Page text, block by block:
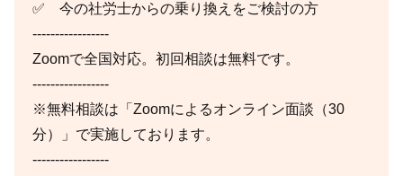
✅ 今の社労士からの乗り換えをご検討の方
-----------------
Zoomで全国対応。初回相談は無料です。
-----------------
※無料相談は「Zoomによるオンライン面談（30
分）」で実施しております。
-----------------